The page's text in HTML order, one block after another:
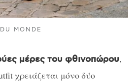
MONDE
μέρες του φθινοπώρου,
χρειάζεται μόνο δύο